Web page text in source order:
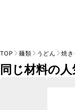
TOP 麺類 うどん 焼き
同じ材料の